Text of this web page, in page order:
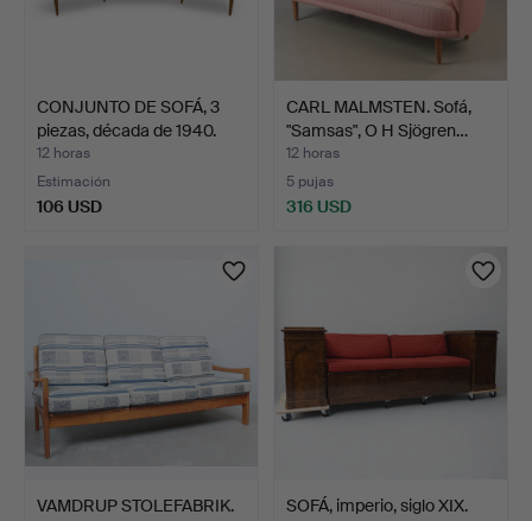
CONJUNTO DE SOFÁ, 3
piezas, década de 1940.
12 horas
Estimación
106 USD
CARL MALMSTEN. Sofá,
"Samsas", O H Sjögren…
12 horas
5 pujas
316 USD
VAMDRUP STOLEFABRIK.
SOFÁ, imperio, siglo XIX.